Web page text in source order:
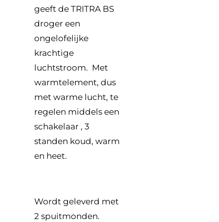
geeft de TRITRA BS
droger een
ongelofelijke
krachtige
luchtstroom. Met
warmtelement, dus
met warme lucht, te
regelen middels een
schakelaar , 3
standen koud, warm
en heet.
Wordt geleverd met
2 spuitmonden.